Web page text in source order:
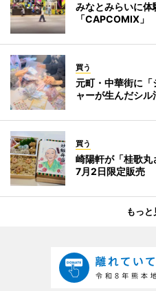
みなとみらいに
「CAPCOMIX」
買う
元町・中華街に
ャーが生んだシル
買う
崎陽軒が「桂歌
7月2日限定販売
もっと